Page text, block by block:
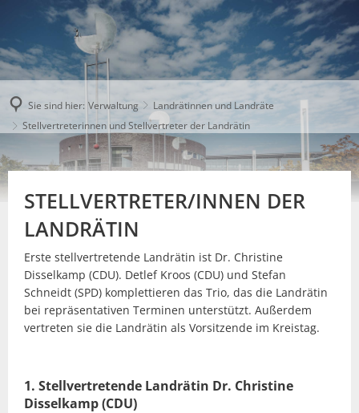
Sie sind hier: Verwaltung
Landrätinnen und Landräte
Stellvertreterinnen und Stellvertreter der Landrätin
STELLVERTRETER/INNEN DER
LANDRÄTIN
Erste stellvertretende Landrätin ist Dr. Christine
Disselkamp (CDU). Detlef Kroos (CDU) und Stefan
Schneidt (SPD) komplettieren das Trio, das die Landrätin
bei repräsentativen Terminen unterstützt. Außerdem
vertreten sie die Landrätin als Vorsitzende im Kreistag.
1. Stellvertretende Landrätin Dr. Christine
Disselkamp (CDU)